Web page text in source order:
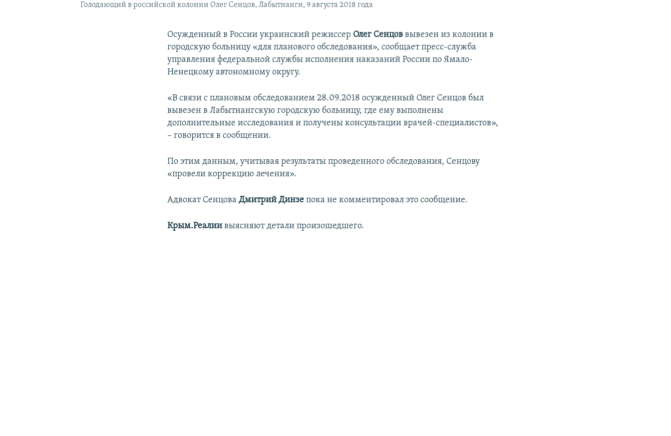
Голодающий в российской колонии Олег Сенцов, Лабытнанги, 9 августа 2018 года
Осужденный в России украинский режиссер Олег Сенцов вывезен из колонии в
городскую больницу «для планового обследования», сообщает пресс-служба
управления федеральной службы исполнения наказаний России по Ямало-
Ненецкому автономному округу.
«В связи с плановым обследованием 28.09.2018 осужденный Олег Сенцов был
вывезен в Лабытнангскую городскую больницу, где ему выполнены
дополнительные исследования и получены консультации врачей-специалистов»,
– говорится в сообщении.
По этим данным, учитывая результаты проведенного обследования, Сенцову
«провели коррекцию лечения».
Адвокат СенцоваДмитрий Динзе пока не комментировал это сообщение.
Крым.Реалии выясняют детали произошедшего.